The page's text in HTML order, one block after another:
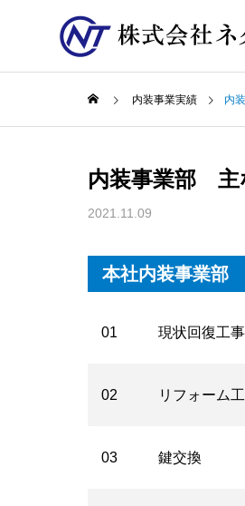
内装事業実績 内
内装事業部 主
2021.11.09
本社内装事業部
01 現状回復工
02 リフォーム
03 鍵交換